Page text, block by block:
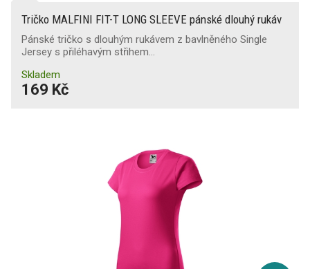
Tričko MALFINI FIT-T LONG SLEEVE pánské dlouhý rukáv
Pánské tričko s dlouhým rukávem z bavlněného Single
Jersey s přiléhavým střihem…
Skladem
169 Kč